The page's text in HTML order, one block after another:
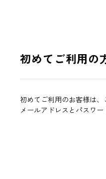
初めてご利用の
初めてご利用のお客様は、
メールアドレスとパスワ